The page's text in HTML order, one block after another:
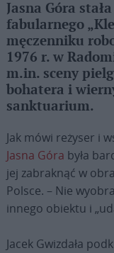
Jasna Góra
fabularnego
męczenniku
1976 r. w
m.in. sceny
bohatera i
sanktuarium.
Jak mówi reżyser i
Jasna Góra była
jej zabraknąć w
Polsce. – Nie
innego obiektu i
Jacek Gwizdała